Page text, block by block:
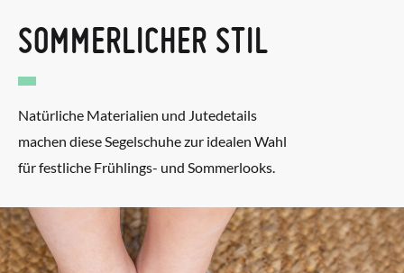
SOMMERLICHER STIL
Natürliche Materialien und Jutedetails
machen diese Segelschuhe zur idealen Wahl
für festliche Frühlings- und Sommerlooks.